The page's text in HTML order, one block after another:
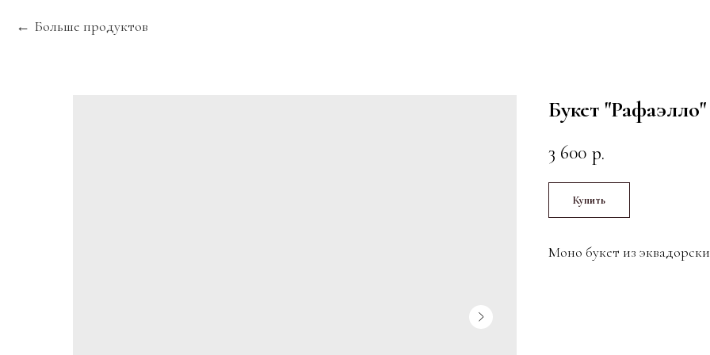
Больше продуктов
Букет "Рафаэлло"
3 600 р.
Купить
Моно букет из